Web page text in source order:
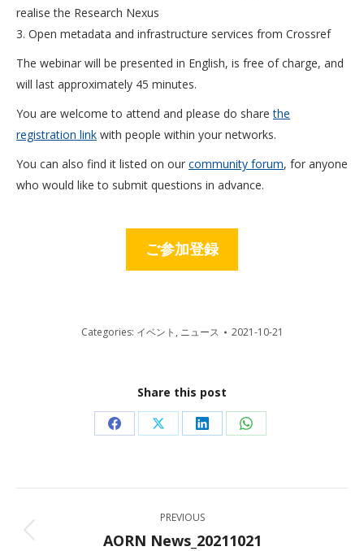
realise the Research Nexus
3. Open metadata and infrastructure services from Crossref
The webinar will be presented in English, is free of charge, and
will last approximately 45 minutes.
You are welcome to attend and please do sharethe
registration link with people within your networks.
You can also find it listed on our community forum, for anyone
who would like to submit questions in advance.
ご参加登録
Categories: イベント , ニュース 2021-10-21
Share this post
Share
Facebook
Share
X
Share
LinkedIn
Share
WhatsApp
navigation
PREVIOUS
Previous
AORN News_20211021